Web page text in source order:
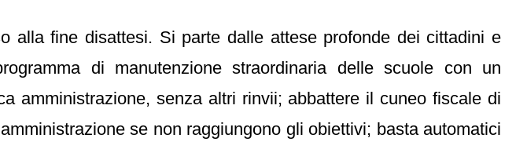
alla fine disattesi. Si parte dalle attese profonde dei cittadini e
di manutenzione straordinaria delle scuole con un
amministrazione, senza altri rinvii; abbattere il cuneo fiscale di
se non raggiungono gli obiettivi; basta automatici